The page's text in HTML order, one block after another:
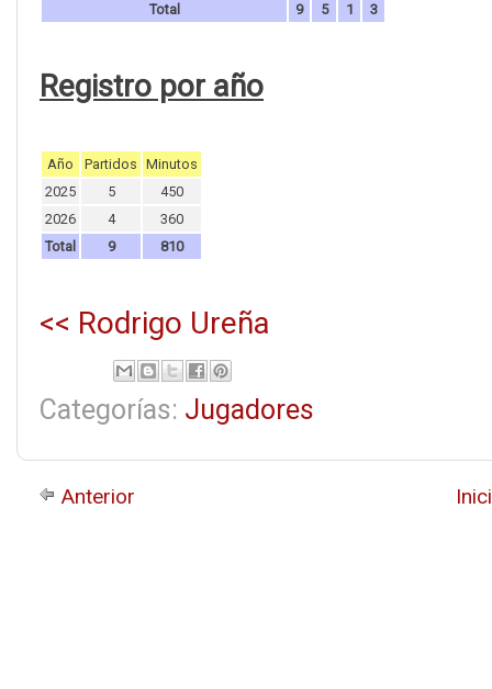
Total
9 5 1 3
Registro por año
Año Partidos Minutos
2025
5
450
2026
4
360
Total
9 810
<< Rodrigo Ureña
Categorías: Jugadores
Anterior